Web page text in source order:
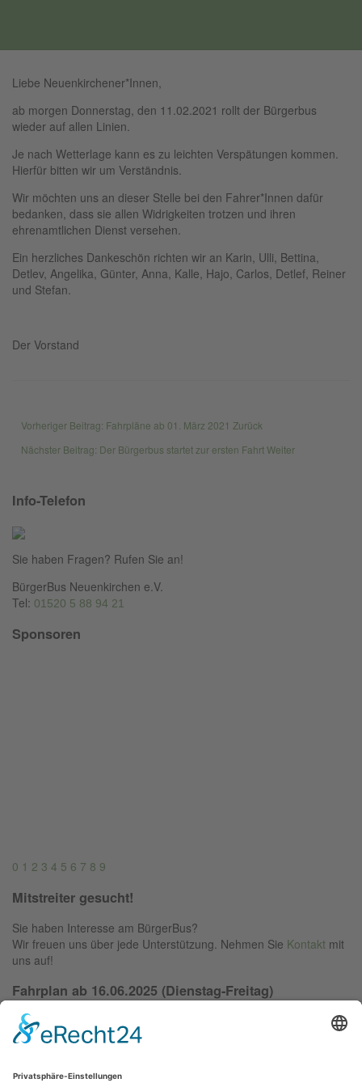
Liebe Neuenkirchener*Innen,
ab morgen Donnerstag, den 11.02.2021 rollt der Bürgerbus
wieder auf allen Linien.
Je nach Wetterlage kann es zu leichten Verspätungen kommen.
Hierfür bitten wir um Verständnis.
Wir möchten uns an dieser Stelle bei den Fahrer*Innen dafür
bedanken, dass sie allen Widrigkeiten trotzen und ihren
ehrenamtlichen Dienst versehen.
Ein herzliches Dankeschön richten wir an Karin, Ulli, Bettina,
Detlev, Angelika, Günter, Anna, Kalle, Hajo, Carlos, Detlef, Reiner
und Stefan.
Der Vorstand
Vorheriger Beitrag: Fahrpläne ab 01. März 2021 Zurück
Nächster Beitrag: Der Bürgerbus startet zur ersten FahrtWeiter
Info-Telefon
Sie haben Fragen? Rufen Sie an!
BürgerBus Neuenkirchen e.V.
Tel: 01520 5 88 94 21
Sponsoren
0 1 2 3 4 5 6 7 8 9
Mitstreiter gesucht!
Sie haben Interesse am BürgerBus?
Wir freuen uns über jede Unterstützung. Nehmen Sie Kontakt mit
uns auf!
Fahrplan ab 16.06.2025 (Dienstag-Freitag)
dich auf das neue. War es aber schlecht, dann